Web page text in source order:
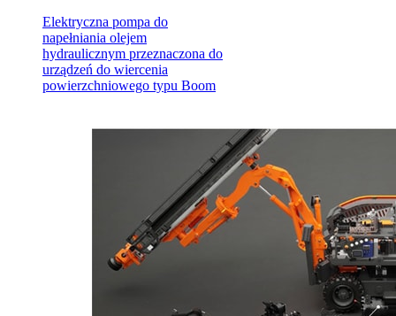
Elektryczna pompa do
napełniania olejem
hydraulicznym przeznaczona do
urządzeń do wiercenia
powierzchniowego typu Boom